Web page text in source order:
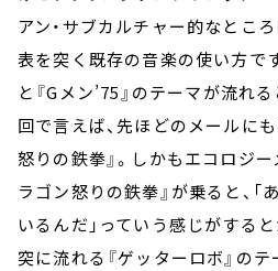
アン・サブカルチャー的なとこ
表を突く既存の音楽の使い方で
と『Gメン’75』のテーマが流れ
回で言えば、先ほどのメールに
怒りの鉄拳』。しかもエコロジ
ラゴン怒りの鉄拳』が乗ると、「
いるんだ」っていう感じがする
突に流れる『ゲッターロボ』のテ